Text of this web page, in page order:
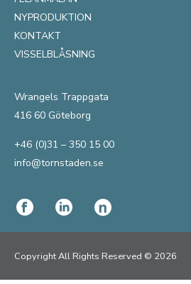
NYPRODUKTION
KONTAKT
VISSELBLÅSNING
Wrangels Trappgata
416 60 Göteborg
+46 (0)31 – 350 15 00
info@tornstaden.se
Copyright All Rights Reserved © 2026